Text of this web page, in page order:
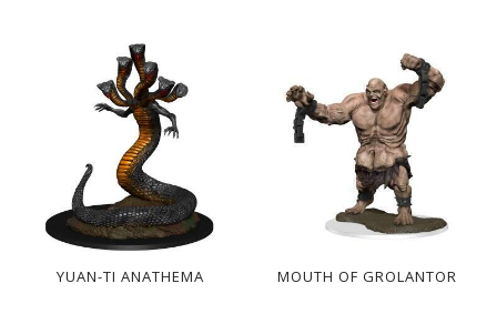
YUAN-TI ANATHEMA MOUTH OF GROLANTOR